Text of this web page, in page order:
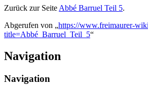
Zurück zur Seite Abbé Barruel Teil 5.
Abgerufen von „https://www.freimaurer-
title=Abbé_Barruel_Teil_5“
Navigation
Navigation